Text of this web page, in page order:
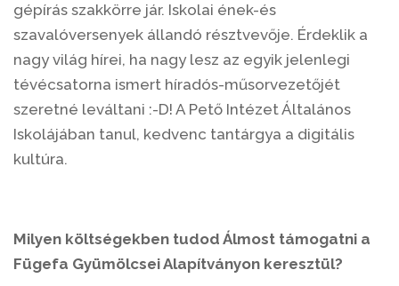
gépírás szakkörre jár. Iskolai ének-és
szavalóversenyek állandó résztvevője. Érdeklik a
nagy világ hírei, ha nagy lesz az egyik jelenlegi
tévécsatorna ismert híradós-műsorvezetőjét
szeretné leváltani :-D! A Pető Intézet Általános
Iskolájában tanul, kedvenc tantárgya a digitális
kultúra.
Milyen költségekben tudod Álmost támogatni a
Fügefa Gyümölcsei Alapítványon keresztül?